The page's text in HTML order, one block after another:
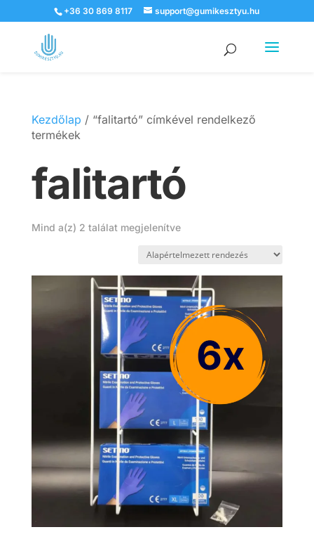
+36 30 869 8117 support@gumikesztyu.hu
Products
search
Kezdőlap / “falitartó” címkével rendelkező
termékek
falitartó
Mind a(z) 2 találat megjelenítve